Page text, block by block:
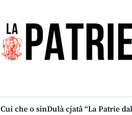
Cui che o sinDulà cjatâ “La Patrie